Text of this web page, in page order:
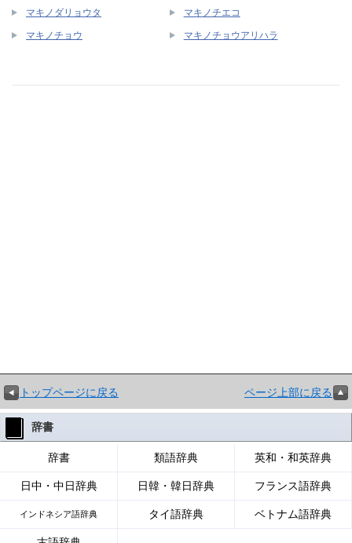
マキノダリョウタ マキノチエコ
マキノチョウ マキノチョウアリハラ
トップページに戻る ページ上部に戻る
辞書
辞書 類語辞典 英和・和英辞典
日中・中日辞典 日韓・韓日辞典 フランス語辞典
インドネシア語辞典 タイ語辞典 ベトナム語辞典